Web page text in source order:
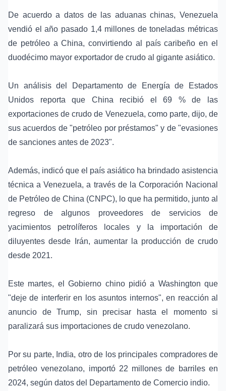
De acuerdo a datos de las aduanas chinas, Venezuela
vendió el año pasado 1,4 millones de toneladas métricas
de petróleo a China, convirtiendo al país caribeño en el
duodécimo mayor exportador de crudo al gigante asiático.
Un análisis del Departamento de Energía de Estados
Unidos reporta que China recibió el 69 % de las
exportaciones de crudo de Venezuela, como parte, dijo, de
sus acuerdos de "petróleo por préstamos" y de "evasiones
de sanciones antes de 2023".
Además, indicó que el país asiático ha brindado asistencia
técnica a Venezuela, a través de la Corporación Nacional
de Petróleo de China (CNPC), lo que ha permitido, junto al
regreso de algunos proveedores de servicios de
yacimientos petrolíferos locales y la importación de
diluyentes desde Irán, aumentar la producción de crudo
desde 2021.
Este martes, el Gobierno chino pidió a Washington que
"deje de interferir en los asuntos internos", en reacción al
anuncio de Trump, sin precisar hasta el momento si
paralizará sus importaciones de crudo venezolano.
Por su parte, India, otro de los principales compradores de
petróleo venezolano, importó 22 millones de barriles en
2024, según datos del Departamento de Comercio indio.